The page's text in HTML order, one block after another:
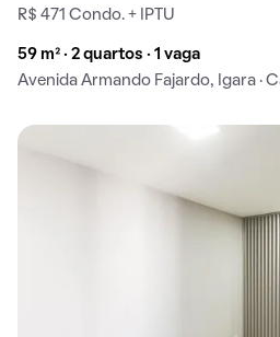
R$ 471 Condo. + IPTU
59 m² · 2 quartos · 1 vaga
Avenida Armando Fajardo, Igara ·